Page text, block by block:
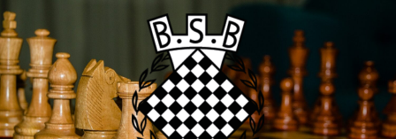
Skip
to
content